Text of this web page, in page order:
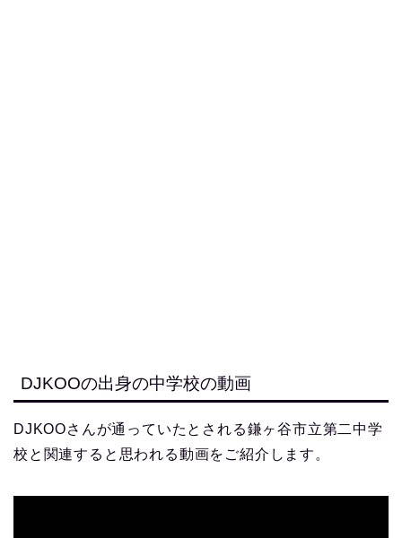
DJKOOの出身の中学校の動画
DJKOOさんが通っていたとされる鎌ヶ谷市立第二中学
校と関連すると思われる動画をご紹介します。